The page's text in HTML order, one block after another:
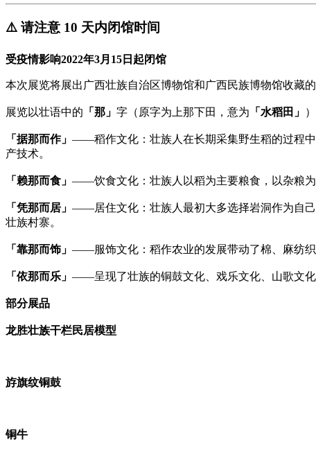
⚠️ 请注意 10 天内闭馆时间
受疫情影响2022年3月15日起闭馆
本次展览将展出广西壮族自治区博物馆和广西民族博物馆收藏
展览以壮语中的 「那」 字（原字为上那下田，意为 「水稻田」
「据那而作」 ——稻作文化：壮族人在长期采集野生稻的过程
产技术。
「赖那而食」 ——饮食文化：壮族人以稻为主要粮食，以杂粮为
「凭那而居」 ——居住文化：壮族人最初大多选择岩洞作为自
壮族村寨。
「靠那而饰」 ——服饰文化：稻作农业的发展带动了棉、麻纺织
「依那而乐」 ——呈现了壮族的铜鼓文化、戏乐文化、山歌文化
部分展品
龙胜壮族干栏民居模型
斿旗纹铜鼓
铜牛